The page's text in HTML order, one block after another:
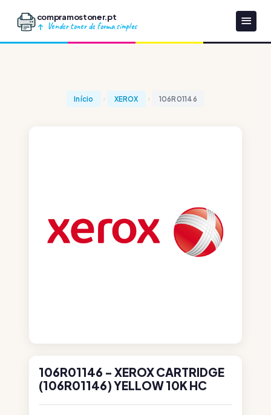
compramostoner.pt
Vender toner de forma simples
Início XEROX 106R01146
106R01146 - XEROX CARTRIDGE
(106R01146) YELLOW 10K HC